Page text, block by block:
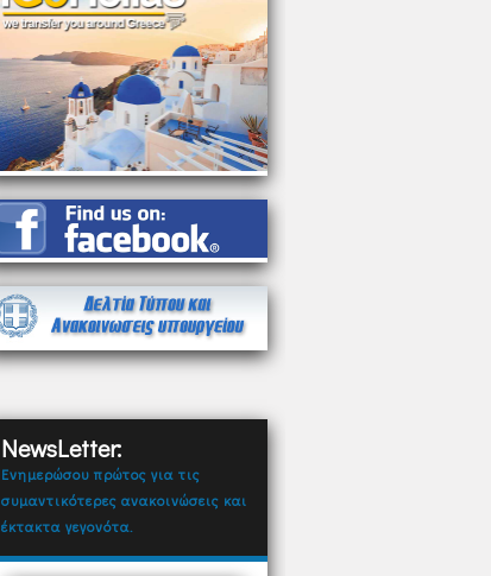
NewsLetter:
Ενημερώσου πρώτος για τις
συμαντικότερες ανακοινώσεις και
έκτακτα γεγονότα.